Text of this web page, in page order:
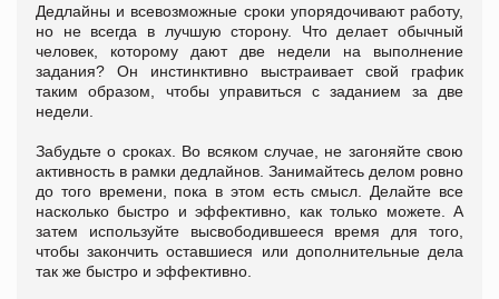
Дедлайны и всевозможные сроки упорядочивают работу,
но не всегда в лучшую сторону. Что делает обычный
человек, которому дают две недели на выполнение
задания? Он инстинктивно выстраивает свой график
таким образом, чтобы управиться с заданием за две
недели.
Забудьте о сроках. Во всяком случае, не загоняйте свою
активность в рамки дедлайнов. Занимайтесь делом ровно
до того времени, пока в этом есть смысл. Делайте все
насколько быстро и эффективно, как только можете. А
затем используйте высвободившееся время для того,
чтобы закончить оставшиеся или дополнительные дела
так же быстро и эффективно.